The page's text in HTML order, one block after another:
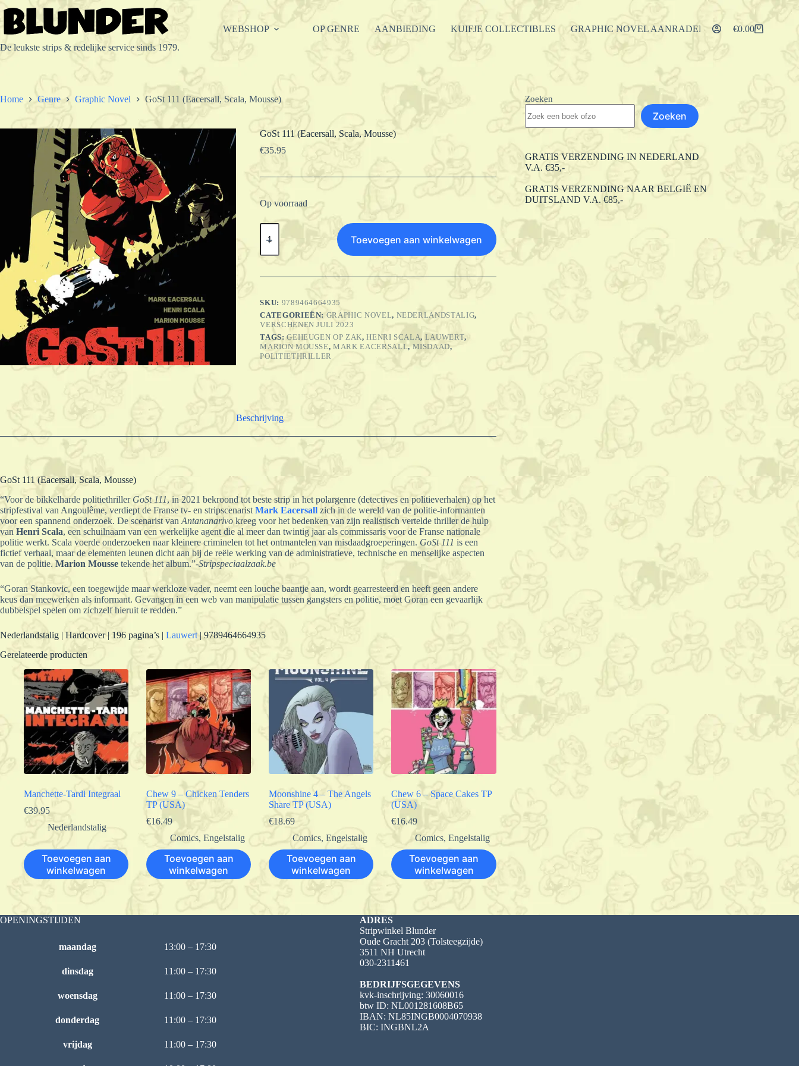
Ga
naar
inhoud
De leukste strips & redelijke service sinds 1979.
WEBSHOP OP GENRE AANBIEDING KUIFJE COLLECTIBLES GRAPHIC NOVEL AANRADERS ARTIKELEN
Winkelwagen
€0.00
Home Genre Graphic Novel GoSt 111 (Eacersall, Scala, Mousse)
GoSt 111 (Eacersall, Scala, Mousse)
€35.95
Op voorraad
GoSt
111
Scala,
aantal
Toevoegen aan winkelwagen
SKU: 9789464664935
CATEGORIEËN: GRAPHIC NOVEL, NEDERLANDSTALIG,
VERSCHENEN JULI 2023
TAGS:GEHEUGEN OP ZAK,HENRI SCALA, LAUWERT,
MARION MOUSSE,MARK EACERSALL, MISDAAD,
POLITIETHRILLER
Beschrijving
GoSt 111 (Eacersall, Scala, Mousse)
“Voor de bikkelharde politiethriller GoSt 111, in 2021 bekroond tot beste strip in het polargenre (detectives en politieverhalen) op het
stripfestival van Angoulême, verdiept de Franse tv- en stripscenarist Mark Eacersall zich in de wereld van de politie-informanten
voor een spannend onderzoek. De scenarist van Antananarivo kreeg voor het bedenken van zijn realistisch vertelde thriller de hulp
van Henri Scala, een schuilnaam van een werkelijke agent die al meer dan twintig jaar als commissaris voor de Franse nationale
politie werkt. Scala voerde onderzoeken naar kleinere criminelen tot het ontmantelen van misdaadgroeperingen. GoSt 111 is een
fictief verhaal, maar de elementen leunen dicht aan bij de reële werking van de administratieve, technische en menselijke aspecten
van de politie. Marion Mousse tekende het album.”-Stripspeciaalzaak.be
“Goran Stankovic, een toegewijde maar werkloze vader, neemt een louche baantje aan, wordt gearresteerd en heeft geen andere
keus dan meewerken als informant. Gevangen in een web van manipulatie tussen gangsters en politie, moet Goran een gevaarlijk
dubbelspel spelen om zichzelf hieruit te redden.”
Nederlandstalig | Hardcover | 196 pagina’s | Lauwert| 9789464664935
Gerelateerde producten
Manchette-Tardi Integraal
€39.95
Nederlandstalig
Toevoegen aan
winkelwagen
Chew 9 – Chicken Tenders
TP (USA)
€16.49
Comics,Engelstalig
Toevoegen aan
winkelwagen
Moonshine 4 – The Angels
Share TP (USA)
€18.69
Comics,Engelstalig
Toevoegen aan
winkelwagen
Chew 6 – Space Cakes TP
(USA)
€16.49
Comics,Engelstalig
Toevoegen aan
winkelwagen
Zoeken
Zoeken
GRATIS VERZENDING IN NEDERLAND
V.A. €35,-
GRATIS VERZENDING NAAR BELGIË EN
DUITSLAND V.A. €85,-
OPENINGSTIJDEN
maandag 13:00 – 17:30
dinsdag 11:00 – 17:30
woensdag 11:00 – 17:30
donderdag 11:00 – 17:30
vrijdag 11:00 – 17:30
ADRES
Stripwinkel Blunder
Oude Gracht 203 (Tolsteegzijde)
3511 NH Utrecht
030-2311461
BEDRIJFSGEGEVENS
kvk-inschrijving: 30060016
btw ID: NL001281608B65
IBAN: NL85INGB0004070938
BIC: INGBNL2A